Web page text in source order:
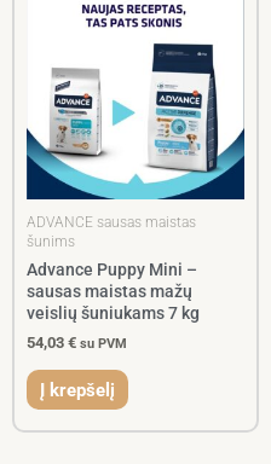
ADVANCE sausas maistas
šunims
Advance Puppy Mini –
sausas maistas mažų
veislių šuniukams 7 kg
54,03 € su PVM
Į krepšelį